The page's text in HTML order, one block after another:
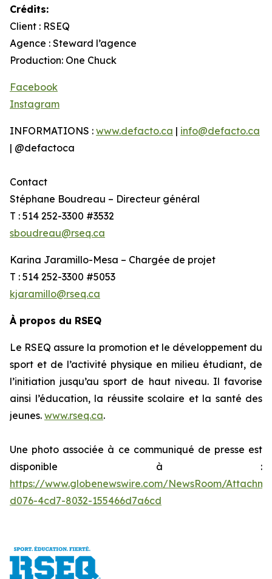
Crédits:
Client : RSEQ
Agence : Steward l’agence
Production: One Chuck
Facebook
Instagram
INFORMATIONS : www.defacto.ca | info@defacto.ca
| @defactoca
Contact
Stéphane Boudreau – Directeur général
T : 514 252-3300 #3532
sboudreau@rseq.ca
Karina Jaramillo-Mesa – Chargée de projet
T : 514 252-3300 #5053
kjaramillo@rseq.ca
À propos du RSEQ
Le RSEQ assure la promotion et le développement du
sport et de l’activité physique en milieu étudiant, de
l’initiation jusqu’au sport de haut niveau. Il favorise
ainsi l’éducation, la réussite scolaire et la santé des
jeunes. www.rseq.ca.
Une photo associée à ce communiqué de presse est
disponible à :
https://www.globenewswire.com/NewsRoom/
d076-4cd7-8032-155466d7a6cd